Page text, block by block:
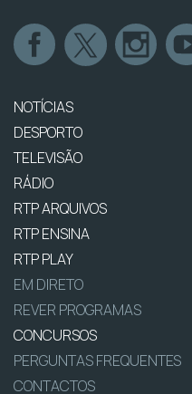
NOTÍCIAS
DESPORTO
TELEVISÃO
RÁDIO
RTP ARQUIVOS
RTP ENSINA
RTP PLAY
EM DIRETO
REVER PROGRAMAS
CONCURSOS
PERGUNTAS FREQUENTES
CONTACTOS